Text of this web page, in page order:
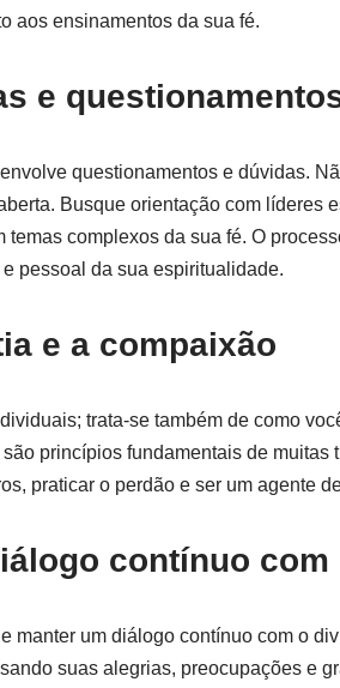
aos ensinamentos da sua fé.
e
questionamentos e dúvidas.
Busque orientação com líderes
complexos da sua fé. O
pessoal da sua espiritualidade.
e a compaixão
trata-se também de como
princípios fundamentais de muitas
praticar o perdão e ser um agente
contínuo
manter um diálogo contínuo com o
suas alegrias, preocupações e